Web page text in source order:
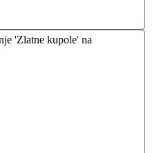
'Zlatne kupole' na